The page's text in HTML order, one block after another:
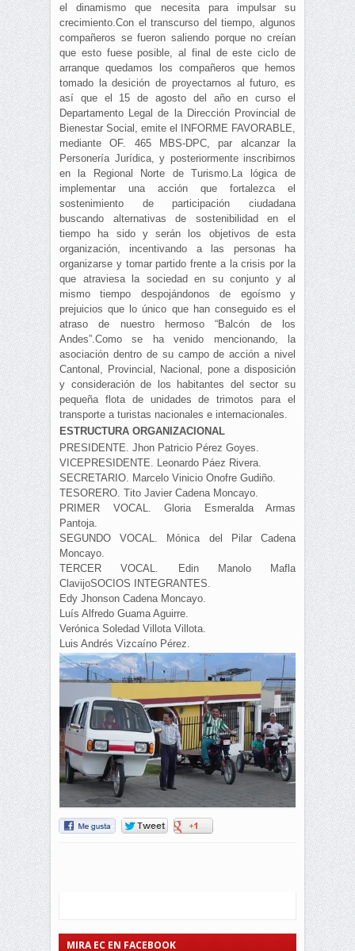
el dinamismo que necesita para impulsar su
crecimiento.Con el transcurso del tiempo, algunos
compañeros se fueron saliendo porque no creían
que esto fuese posible, al final de este ciclo de
arranque quedamos los compañeros que hemos
tomado la desición de proyectarnos al futuro, es
así que el 15 de agosto del año en curso el
Departamento Legal de la Dirección Provincial de
Bienestar Social, emite el INFORME FAVORABLE,
mediante OF. 465 MBS-DPC, par alcanzar la
Personería Jurídica, y posteriormente inscribirnos
en la Regional Norte de Turismo.La lógica de
implementar una acción que fortalezca el
sostenimiento de participación ciudadana
buscando alternativas de sostenibilidad en el
tiempo ha sido y serán los objetivos de esta
organización, incentivando a las personas ha
organizarse y tomar partido frente a la crisis por la
que atraviesa la sociedad en su conjunto y al
mismo tiempo despojándonos de egoísmo y
prejuicios que lo único que han conseguido es el
atraso de nuestro hermoso “Balcón de los
Andes”.Como se ha venido mencionando, la
asociación dentro de su campo de acción a nivel
Cantonal, Provincial, Nacional, pone a disposición
y consideración de los habitantes del sector su
pequeña flota de unidades de trimotos para el
transporte a turistas nacionales e internacionales.
ESTRUCTURA ORGANIZACIONAL
PRESIDENTE. Jhon Patricio Pérez Goyes.
VICEPRESIDENTE. Leonardo Páez Rivera.
SECRETARIO. Marcelo Vinicio Onofre Gudiño.
TESORERO. Tito Javier Cadena Moncayo.
PRIMER VOCAL. Gloria Esmeralda Armas
Pantoja.
SEGUNDO VOCAL. Mónica del Pilar Cadena
Moncayo.
TERCER VOCAL. Edin Manolo Mafla
ClavijoSOCIOS INTEGRANTES.
Edy Jhonson Cadena Moncayo.
Luís Alfredo Guama Aguirre.
Verónica Soledad Villota Villota.
Luis Andrés Vizcaíno Pérez.
MIRA EC EN FACEBOOK